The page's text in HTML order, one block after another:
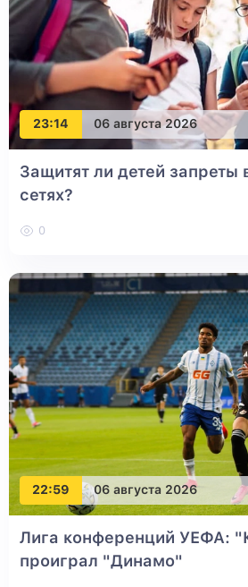
23:14 06 августа 2026
Защитят ли детей запреты
сетях?
0
22:59 06 августа 2026
Лига конференций УЕФА:
проиграл "Динамо"